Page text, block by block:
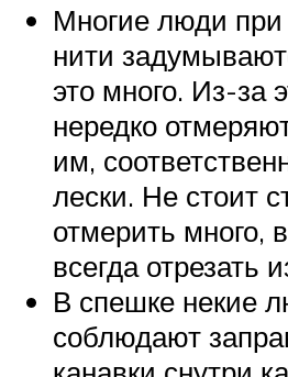
Многие люди
нити
это много. Из-за
нередко
им,
лески. Не стоит
отмерить много,
всегда отрезать
В спешке некие
соблюдают